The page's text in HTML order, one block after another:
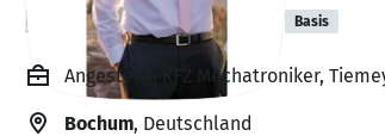
Berkan Canbolat Basis
Angestellt, KFZ Mechatroniker,
Bochum, Deutschland